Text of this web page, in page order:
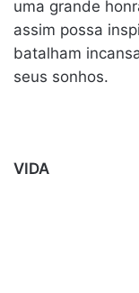
uma grande
assim possa
batalham
seus sonhos.
VIDA